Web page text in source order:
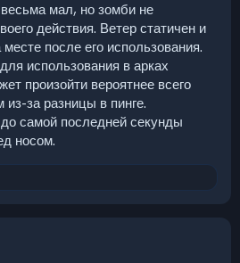
мал, но зомби не
действия. Ветер статичен и
после его использования.
использования в арках
произойти вероятнее всего
за разницы в пинге.
самой последней секунды
носом.